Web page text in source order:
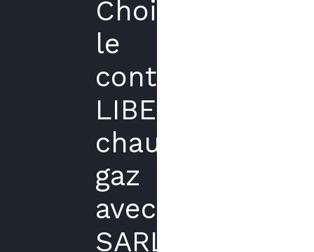
Choisir
le
contrat
LIBERTE
chaudière
gaz
avec
SARL